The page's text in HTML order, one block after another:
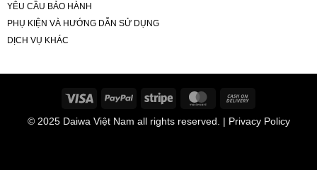
YÊU CẦU BẢO HÀNH
PHỤ KIỆN VÀ HƯỚNG DẪN SỬ DỤNG
DỊCH VỤ KHÁC
Visa PayPal Stripe MasterCard
Delivery
© 2025 Daiwa Việt Nam all rights reserved. | Privacy Policy